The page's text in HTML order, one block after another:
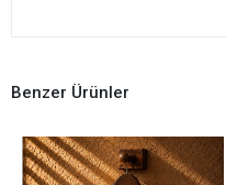
Benzer Ürünler